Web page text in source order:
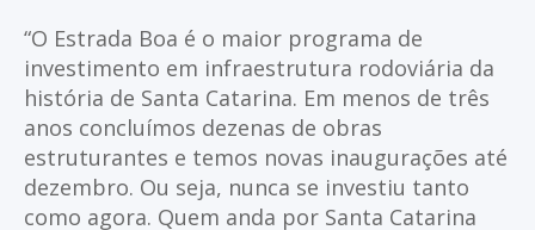
“O Estrada Boa é o maior programa de
investimento em infraestrutura rodoviária da
história de Santa Catarina. Em menos de três
anos concluímos dezenas de obras
estruturantes e temos novas inaugurações até
dezembro. Ou seja, nunca se investiu tanto
como agora. Quem anda por Santa Catarina